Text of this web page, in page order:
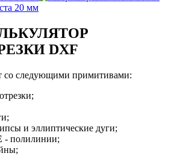
DXF
со следующими примитивами:
и эллиптические дуги;
- полилинии;